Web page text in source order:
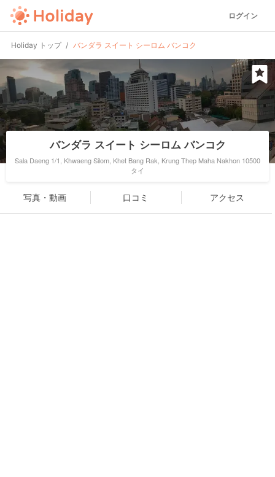
ログイン
Holiday トップ バンダラ スイート シーロム バンコク
バンダラ スイート シーロム バンコク
Sala Daeng 1/1, Khwaeng Silom, Khet Bang Rak, Krung Thep Maha Nakhon 10500
タイ
写真・動画 口コミ アクセス